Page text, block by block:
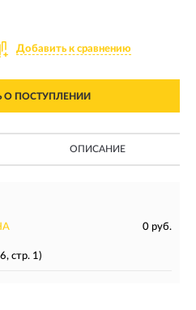
Добавить к сравнению
О ПОСТУПЛЕНИИ
ОПИСАНИЕ
0 руб.
стр. 1)